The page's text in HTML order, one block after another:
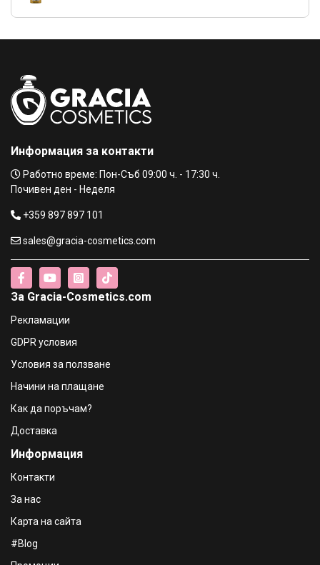
Old Spice Део стик против изпотяване Restart
Old Spice Део стик против изпотяване Bearglove
€4.04 / 7.90 лв.
Део стик против изпотяване Night Panther
Old Spice Део стик против изпотяване Whitewater
Old Spice Део стик против изпотяване Lagoon
Информация за контакти
Работно време: Пон-Съб 09:00 ч. - 17:30 ч.
Почивен ден - Неделя
+359 897 897 101
sales@gracia-cosmetics.com
За Gracia-Cosmetics.com
Рекламации
GDPR условия
Условия за ползване
Начини на плащане
Как да поръчам?
Доставка
Информация
Контакти
За нас
Карта на сайта
#Blog